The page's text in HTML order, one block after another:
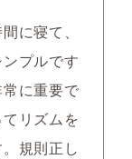
に寝て、
プルです
に重要で
リズムを
規則正し